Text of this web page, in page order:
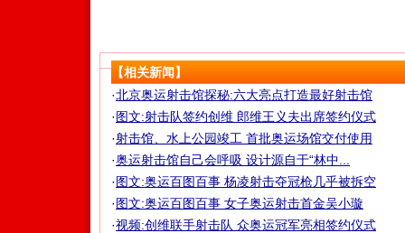
【相关新闻】
·北京奥运射击馆探秘:六大亮点打造最好射击馆
·图文:射击队签约创维 郎维王义夫出席签约仪式
·射击馆、水上公园竣工 首批奥运场馆交付使用
·奥运射击馆自己会呼吸 设计源自于“林中...
·图文:奥运百图百事 杨凌射击夺冠枪几乎被拆空
·图文:奥运百图百事 女子奥运射击首金吴小璇
·视频:创维联手射击队 众奥运冠军亮相签约仪式